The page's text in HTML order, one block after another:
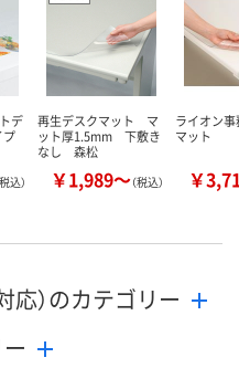
カゴへ
数量
カ
デ
プ
税込）
再生デスクマット マ
ット厚1.5mm 下敷き
なし 森松
￥1,989～（税込）
ライオン
マット
￥
応）のカテゴリー